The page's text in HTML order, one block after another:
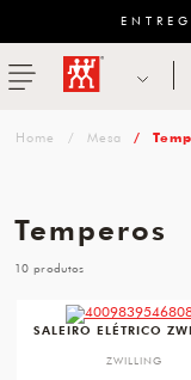
menu ZWILLING
Mesa
Temperos
10
SALEIRO ELÉTRICO
ZWILLING